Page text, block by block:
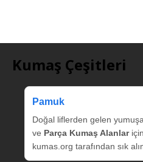
Kumaş Çeşitleri
Pamuk
Doğal liflerden gelen
ve Parça Kumaş Alanlar
kumas.org tarafından sık